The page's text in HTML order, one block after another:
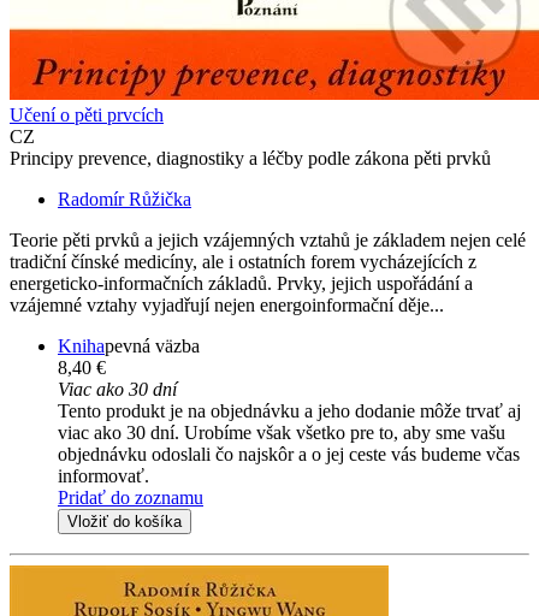
Učení o pěti prvcích
CZ
Principy prevence, diagnostiky a léčby podle zákona pěti prvků
Radomír Růžička
Teorie pěti prvků a jejich vzájemných vztahů je základem nejen celé
tradiční čínské medicíny, ale i ostatních forem vycházejících z
energeticko-informačních základů. Prvky, jejich uspořádání a
vzájemné vztahy vyjadřují nejen energoinformační děje...
Knihapevná väzba
8,40 €
Viac ako 30 dní
Tento produkt je na objednávku a jeho dodanie môže trvať aj
viac ako 30 dní. Urobíme však všetko pre to, aby sme vašu
objednávku odoslali čo najskôr a o jej ceste vás budeme včas
informovať.
Pridať do zoznamu
Vložiť do košíka